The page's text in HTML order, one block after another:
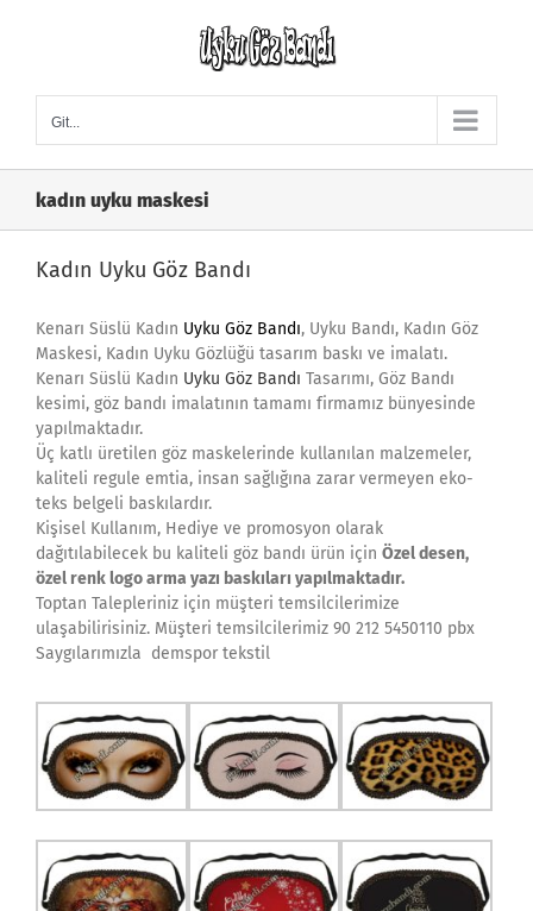
Git...
kadın uyku maskesi
Kadın Uyku Göz Bandı
Kenarı Süslü Kadın Uyku Göz Bandı, Uyku Bandı, Kadın Göz
Maskesi, Kadın Uyku Gözlüğü tasarım baskı ve imalatı.
Kenarı Süslü Kadın Uyku Göz Bandı Tasarımı, Göz Bandı
kesimi, göz bandı imalatının tamamı firmamız bünyesinde
yapılmaktadır.
Üç katlı üretilen göz maskelerinde kullanılan malzemeler,
kaliteli regule emtia, insan sağlığına zarar vermeyen eko-
teks belgeli baskılardır.
Kişisel Kullanım, Hediye ve promosyon olarak
dağıtılabilecek bu kaliteli göz bandı ürün için Özel desen,
özel renk logo arma yazı baskıları yapılmaktadır.
Toptan Talepleriniz için müşteri temsilcilerimize
ulaşabilirisiniz. Müşteri temsilcilerimiz 90 212 5450110 pbx
Saygılarımızla demspor tekstil